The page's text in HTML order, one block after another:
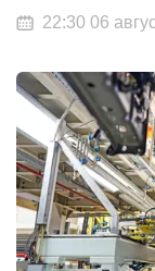
22:30 06